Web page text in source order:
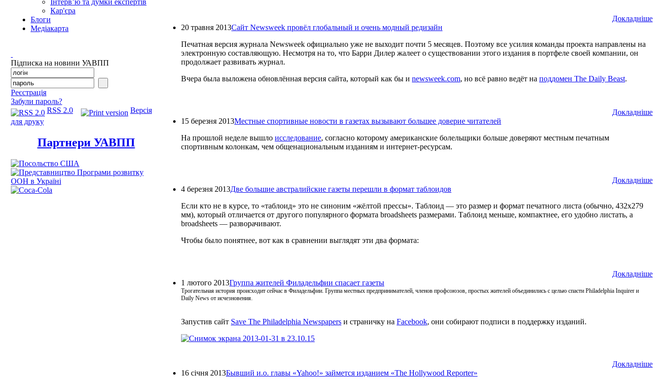
Інтерв’ю та думки експертів
Кар'єра
Блоги
Медіакарта
Підписка на новини УАВПП
Реєстрація
Забули пароль?
RSS 2.0
Версія
для друку
Партнери УАВПП
Докладнiше
20 травня 2013Сайт Newsweek провёл глобальный и очень модный редизайн
Печатная версия журнала Newsweek официально уже не выходит почти 5 месяцев. Поэтому все усилия команды проекта направлены на
электронную составляющую. Несмотря на то, что Барри Дилер жалеет о существовании этого издания в портфеле своей компании, он
продолжает развивать журнал.
Вчера была выложена обновлённая версия сайта, который как бы и newsweek.com, но всё равно ведёт на поддомен The Daily Beast.
Докладнiше
15 березня 2013Местные спортивные новости в газетах вызывают большее доверие читателей
На прошлой неделе вышло исследование, согласно которому американские болельщики больше доверяют местным печатным
спортивным колонкам, чем общенациональным изданиям и интернет-ресурсам.
Докладнiше
4 березня 2013Две большие австралийские газеты перешли в формат таблоидов
Если кто не в курсе, то «таблоид» это не синоним «жёлтой прессы». Таблоид — это размер и формат печатного листа (обычно, 432х279
мм), который отличается от другого популярного формата broadsheets размерами. Таблоид меньше, компактнее, его удобно листать, а
broadsheets — разворачивают.
Чтобы было понятнее, вот как в сравнении выглядят эти два формата:
Докладнiше
1 лютого 2013Группа жителей Филадельфии спасает газеты
Трогательная история происходит сейчас в Филадельфии. Группа местных предпринимателей, членов профсоюзов, простых жителей объединились с целью спасти Philadelphia Inquirer и
Daily News от исчезновения.
Запустив сайт Save The Philadelphia Newspapers и страничку на Facebook, они собирают подписи в поддержку изданий.
Докладнiше
16 січня 2013Бывший и.о. главы «Yahoo!» займется изданием «The Hollywood Reporter»